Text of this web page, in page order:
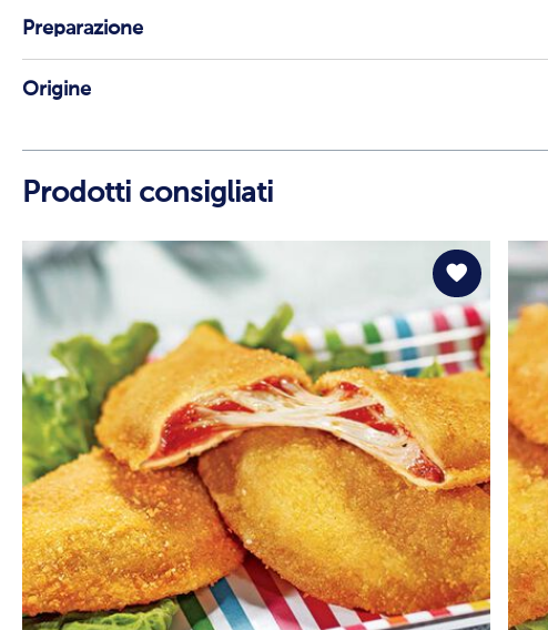
Preparazione
Origine
Prodotti consigliati